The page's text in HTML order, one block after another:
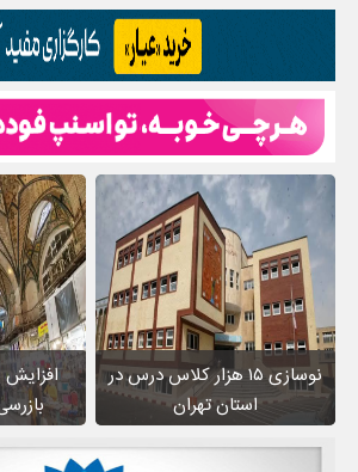
نوسازی ۱۵ هزار کلاس درس در
استان تهران
افزایش